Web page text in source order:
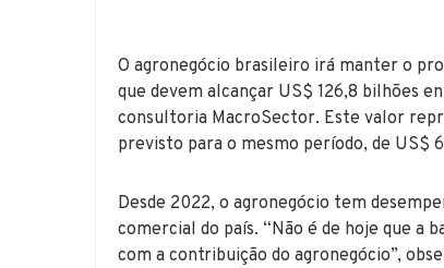
O agronegócio brasileiro irá manter o
que devem alcançar US$ 126,8 bilhões
consultoria MacroSector. Este valor
previsto para o mesmo período, de US$
Desde 2022, o agronegócio tem
comercial do país. “Não é de hoje que a
com a contribuição do agronegócio”,